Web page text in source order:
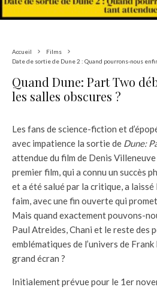
Accueil
Films
Date de sortie de Dune 2 : Quand pourrons-nous
Quand Dune: Part Two
les salles obscures ?
Les fans de science-fiction et
avec impatience la sortie de Dune:
attendue du film de Denis
premier film, qui a connu un succès
et a été salué par la critique, a
faim, avec une fin ouverte qui
Mais quand exactement pouvons-
Paul Atreides, Chani et le reste des
emblématiques de l’univers de
grand écran ?
Initialement prévue pour le 1er